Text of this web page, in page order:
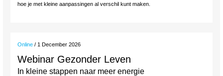
hoe je met kleine aanpassingen al verschil kunt maken.
Online / 1 December 2026
Webinar Gezonder Leven
In kleine stappen naar meer energie